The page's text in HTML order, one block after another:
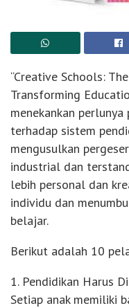
“Creative Schools:
Transforming
menekankan
terhadap sistem
mengusulkan
industrial dan
lebih personal dan
individu dan
belajar.
Berikut adalah 10
1. Pendidikan Harus
Setiap anak memiliki